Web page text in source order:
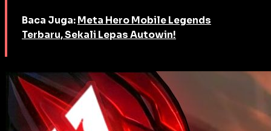
Baca Juga: Meta Hero Mobile Legends
Terbaru, Sekali Lepas Autowin!